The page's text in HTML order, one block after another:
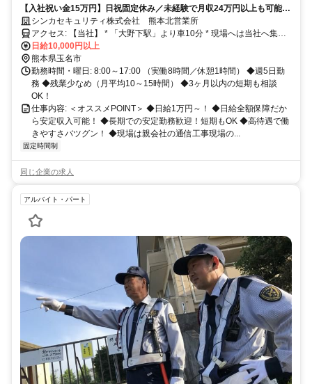
【入社祝い金15万円】日祝固定休み／未経験で月収24万円以上も可能／
日給全額保障／面接交通費支給／健康サポートあり／20～60代以上まで
活躍中
シンカセキュリティ株式会社 熊本北営業所
アクセス: 【当社】 * 「大野下駅」より車10分 * 現場へは当社へ集合
後、社用車で移動します。
日給10,000円以上
熊本県玉名市
勤務時間・曜日: 8:00～17:00 （実働8時間／休憩1時間） ◆週5日勤
務 ◆残業少なめ（月平均10～15時間） ◆3ヶ月以内の短期も相談
OK！
仕事内容: ＜オススメPOINT＞ ◆日給1万円～！ ◆日給全額保障だか
ら安定収入可能！ ◆長期での安定勤務歓迎！短期もOK ◆高待遇で働
きやすさバツグン！ ◆現場は親会社の通信工事現場の...
固定時間制
同じ企業の求人
アルバイト・パート